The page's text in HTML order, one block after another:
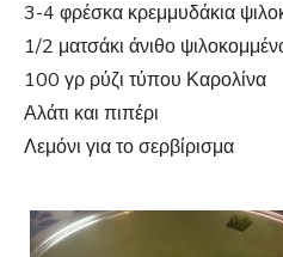
3-4 φρέσκα κρεμμυδάκια
1/2 ματσάκι άνιθο
100 γρ ρύζι τύπου Καρολίνα
Αλάτι και πιπέρι
Λεμόνι για το σερβίρισμα